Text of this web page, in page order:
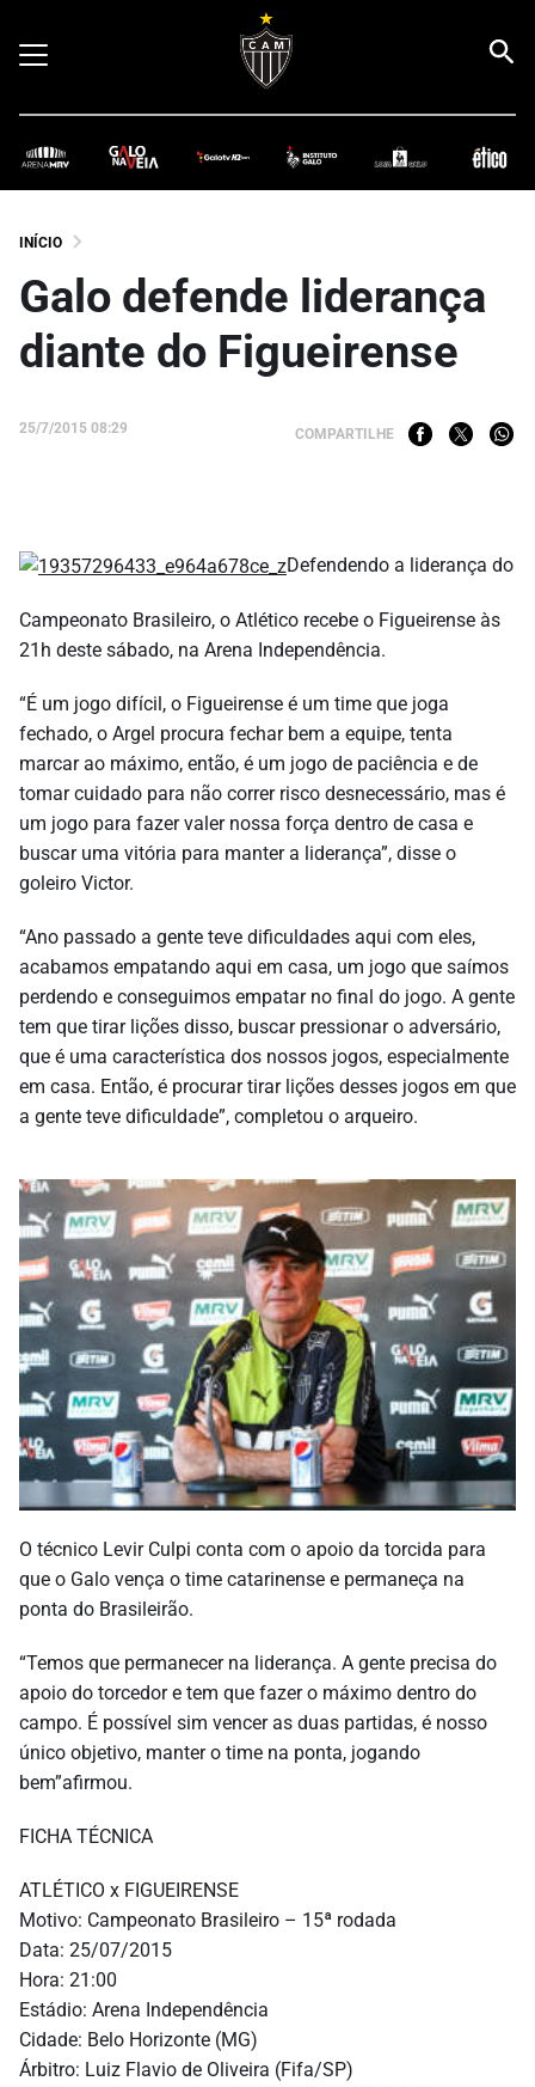
INÍCIO
Galo defende liderança
diante do Figueirense
25/7/2015 08:29 COMPARTILHE
Defendendo a liderança do
Campeonato Brasileiro, o Atlético recebe o Figueirense às
21h deste sábado, na Arena Independência.
“É um jogo difícil, o Figueirense é um time que joga
fechado, o Argel procura fechar bem a equipe, tenta
marcar ao máximo, então, é um jogo de paciência e de
tomar cuidado para não correr risco desnecessário, mas é
um jogo para fazer valer nossa força dentro de casa e
buscar uma vitória para manter a liderança”, disse o
goleiro Victor.
“Ano passado a gente teve dificuldades aqui com eles,
acabamos empatando aqui em casa, um jogo que saímos
perdendo e conseguimos empatar no final do jogo. A gente
tem que tirar lições disso, buscar pressionar o adversário,
que é uma característica dos nossos jogos, especialmente
em casa. Então, é procurar tirar lições desses jogos em que
a gente teve dificuldade”, completou o arqueiro.
O técnico Levir Culpi conta com o apoio da torcida para
que o Galo vença o time catarinense e permaneça na
ponta do Brasileirão.
“Temos que permanecer na liderança. A gente precisa do
apoio do torcedor e tem que fazer o máximo dentro do
campo. É possível sim vencer as duas partidas, é nosso
único objetivo, manter o time na ponta, jogando
bem”afirmou.
FICHA TÉCNICA
ATLÉTICO x FIGUEIRENSE
Motivo: Campeonato Brasileiro – 15ª rodada
Data: 25/07/2015
Hora: 21:00
Estádio: Arena Independência
Cidade: Belo Horizonte (MG)
Árbitro: Luiz Flavio de Oliveira (Fifa/SP)